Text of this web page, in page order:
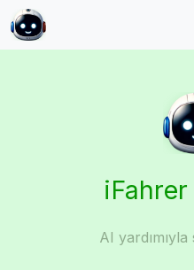
AI yardımıyla